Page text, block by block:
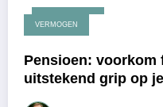
april 17, 2026
VERMOGEN
Pensioen: voorkom
uitstekend grip op